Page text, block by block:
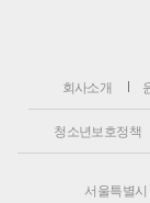
회사소개
청소년보호정책
서울특별